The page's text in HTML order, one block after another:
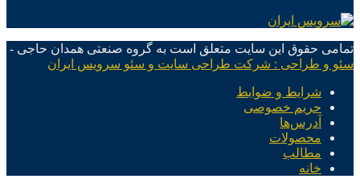
تمامی حقوق این سایت متعلق است به گروه صنعتی همدان حاجی -
سئو و طراحی : شرکت طراحی سایت و سئو سرویس ایران
شرایط و ضوابط
حریم خصوصی
آدرس‌ها
محصولات
مطالب
خانه